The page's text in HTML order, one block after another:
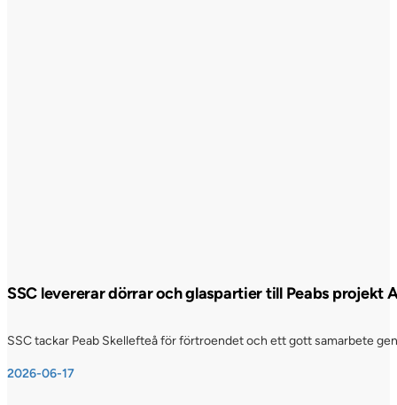
SSC levererar dörrar och glaspartier till Peabs projekt
SSC tackar Peab Skellefteå för förtroendet och ett gott samarbete
2026-06-17